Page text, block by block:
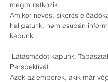
megmutatkozik.
Amikor neves, sikeres
hallgatunk, nem csupán
kapunk.
Perspektívát.
Azok az emberek, akik már